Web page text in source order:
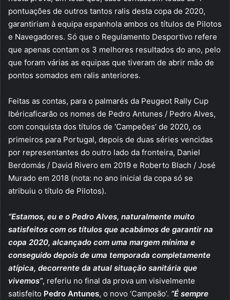
pontuações de outros tantos ralis desta copa de 2020,
garantiriam à equipa espanhola ambos os títulos de Pilotos
e Navegadores. Só que o Regulamento Desportivo refere
que apenas contam os 3 melhores resultados do ano, pelo
que foram várias as equipas que tiveram de abrir mão de
pontos somados em ralis anteriores.
Feitas as contas, para o palmarés da Peugeot Rally Cup
Ibéricaficarão os nomes de Pedro Antunes / Pedro Alves,
com conquista dos títulos de ‘Campeões’ de 2020, os
primeiros para Portugal, depois de duas séries vencidas
por representantes do outro lado da fronteira, Daniel
Berdomás / David Rivero em 2019 e Roberto Blach / José
Murado em 2018 (nota: no ano inicial da copa só se
atribuiu o título de Pilotos).
“Estamos, eu e o Pedro Alves, naturalmente muito
satisfeitos com os títulos que acabámos de garantir na
copa 2020, alcançado com uma margem mínima e
conseguido depois de uma temporada completamente
atípica, decorrente da atual situação sanitária que
vivemos”, referiu no final da prova um visivelmente
satisfeito Pedro Antunes, o novo ‘Campeão’. “É sempre